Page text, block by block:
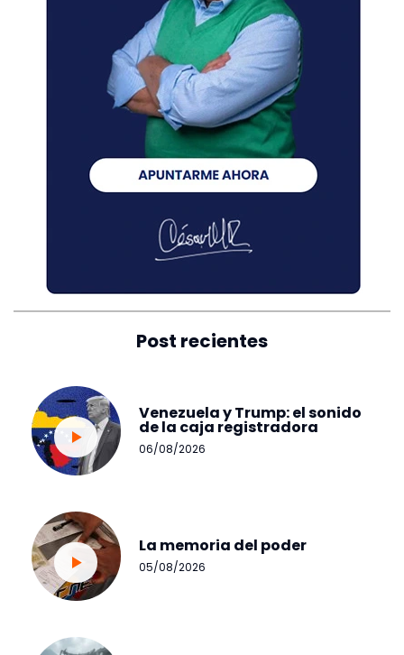
Post recientes
Venezuela y Trump: el sonido
de la caja registradora
06/08/2026
La memoria del poder
05/08/2026